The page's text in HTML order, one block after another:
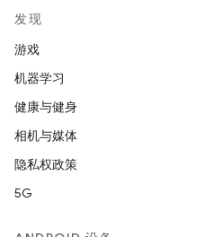
发现
游戏
机器学习
健康与健身
相机与媒体
隐私权政策
5G